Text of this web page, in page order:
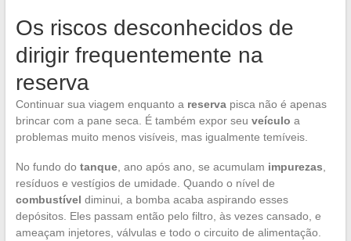
Os riscos desconhecidos de
dirigir frequentemente na
reserva
Continuar sua viagem enquanto a reservapisca não é apenas
brincar com a pane seca. É também expor seu veículo a
problemas muito menos visíveis, mas igualmente temíveis.
No fundo do tanque, ano após ano, se acumulam impurezas
resíduos e vestígios de umidade. Quando o nível de
combustível diminui, a bomba acaba aspirando esses
depósitos. Eles passam então pelo filtro, às vezes cansado, e
ameaçam injetores, válvulas e todo o circuito de alimentação.